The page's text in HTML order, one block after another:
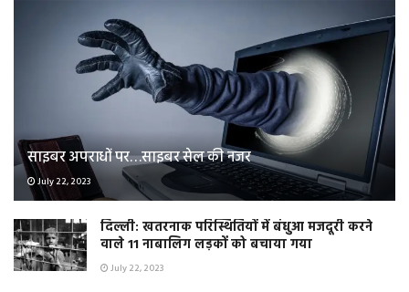
साइबर अपराधों पर…साइबर सेल की नजर
July 22, 2023
दिल्ली: खतरनाक परिस्थितियों में बंधुआ मजदूरी करने
वाले 11 नाबालिग लड़कों को बचाया गया
July 22, 2023